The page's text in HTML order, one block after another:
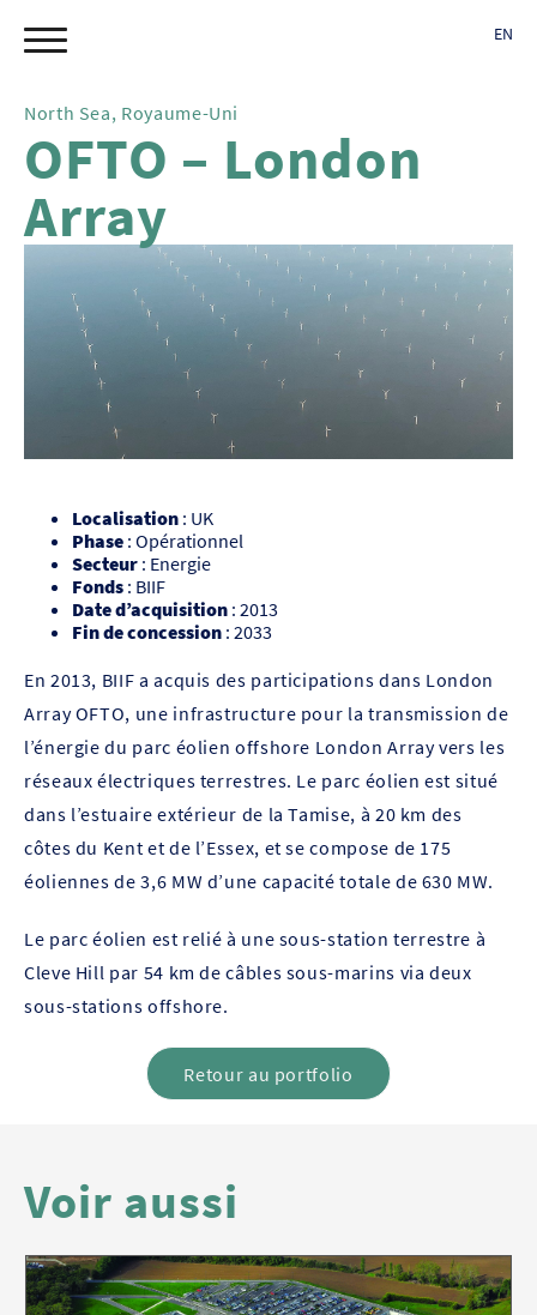
EN
North Sea, Royaume-Uni
OFTO – London
Array
Localisation : UK
Phase : Opérationnel
Secteur : Energie
Fonds : BIIF
Date d’acquisition : 2013
Fin de concession : 2033
En 2013, BIIF a acquis des participations dans London
Array OFTO, une infrastructure pour la transmission de
l’énergie du parc éolien offshore London Array vers les
réseaux électriques terrestres. Le parc éolien est situé
dans l’estuaire extérieur de la Tamise, à 20 km des
côtes du Kent et de l’Essex, et se compose de 175
éoliennes de 3,6 MW d’une capacité totale de 630 MW.
Le parc éolien est relié à une sous-station terrestre à
Cleve Hill par 54 km de câbles sous-marins via deux
sous-stations offshore.
Retour au portfolio
Voir aussi